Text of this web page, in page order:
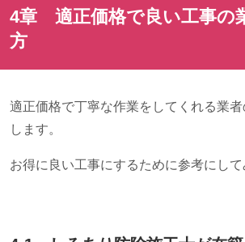
4章 適正価格で良い工事の
方
適正価格で丁寧な作業をしてくれる業
します。
お得に良い工事にするために参考にして